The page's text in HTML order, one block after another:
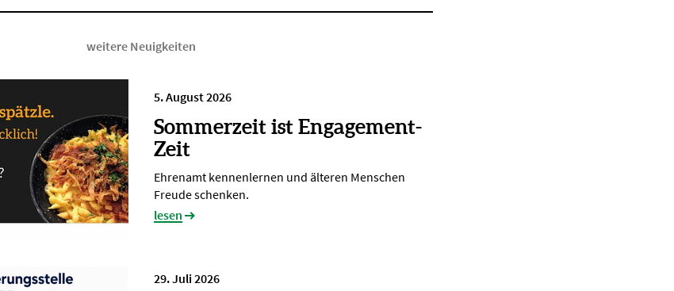
weitere Neuigkeiten
5. August 2026
Sommerzeit ist Engagement-
Zeit
Ehrenamt kennenlernen und älteren Menschen
Freude schenken.
lesen
29. Juli 2026